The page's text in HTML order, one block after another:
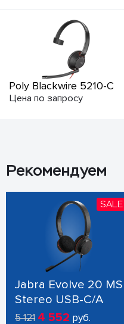
Poly Blackwire 5210-C
Цена по запросу
Рекомендуем
SALE
Jabra Evolve 20 MS
Stereo USB-C/A
5 121 4 552 руб.